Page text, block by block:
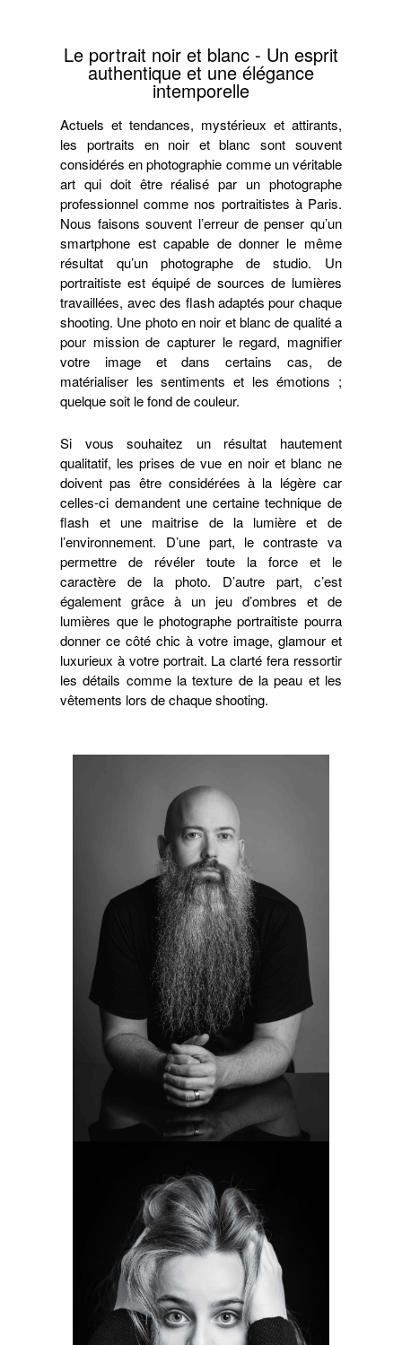
Le portrait noir et blanc - Un esprit
authentique et une élégance
intemporelle
Actuels et tendances, mystérieux et attirants,
les portraits en noir et blanc sont souvent
considérés en photographie comme un véritable
art qui doit être réalisé par un photographe
professionnel comme nos portraitistes à Paris.
Nous faisons souvent l’erreur de penser qu’un
smartphone est capable de donner le même
résultat qu’un photographe de studio. Un
portraitiste est équipé de sources de lumières
travaillées, avec des flash adaptés pour chaque
shooting. Une photo en noir et blanc de qualité a
pour mission de capturer le regard, magnifier
votre image et dans certains cas, de
matérialiser les sentiments et les émotions ;
quelque soit le fond de couleur.
Si vous souhaitez un résultat hautement
qualitatif, les prises de vue en noir et blanc ne
doivent pas être considérées à la légère car
celles-ci demandent une certaine technique de
flash et une maitrise de la lumière et de
l’environnement. D’une part, le contraste va
permettre de révéler toute la force et le
caractère de la photo. D’autre part, c’est
également grâce à un jeu d’ombres et de
lumières que le photographe portraitiste pourra
donner ce côté chic à votre image, glamour et
luxurieux à votre portrait. La clarté fera ressortir
les détails comme la texture de la peau et les
vêtements lors de chaque shooting.